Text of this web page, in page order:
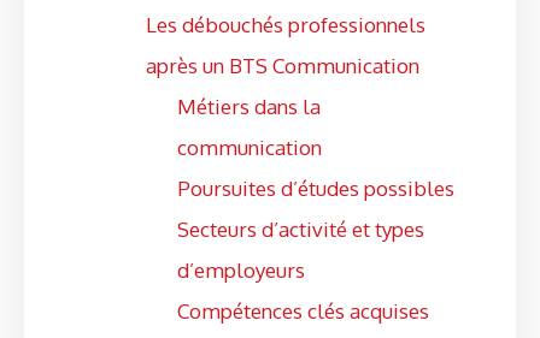
Les débouchés professionnels
après un BTS Communication
Métiers dans la
communication
Poursuites d’études possibles
Secteurs d’activité et types
d’employeurs
Compétences clés acquises